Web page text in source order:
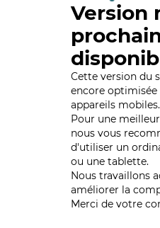
Version
Cette version du
encore optimisée
appareils mobiles.
Pour une
nous vous
d'utiliser un
ou une tablette.
Nous travaillons
améliorer la
Merci de votre